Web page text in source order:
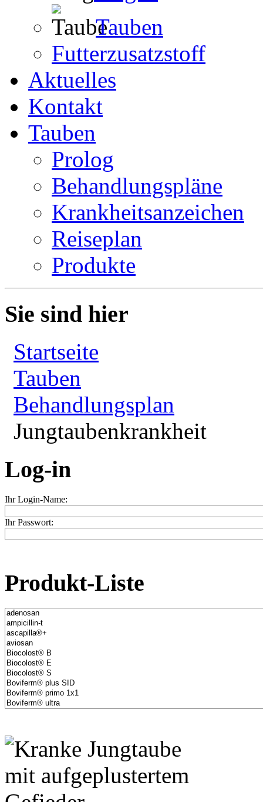
Tauben
Futterzusatzstoff
Aktuelles
Kontakt
Tauben
Prolog
Behandlungspläne
Krankheitsanzeichen
Reiseplan
Produkte
Sie sind hier
Startseite
Tauben
Behandlungsplan
Jungtaubenkrankheit
Log-in
Ihr Login-Name:
Ihr Passwort:
Produkt-Liste